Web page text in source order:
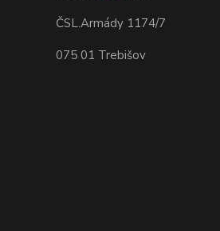
ČSL.Armády 1174/7
075 01 Trebišov